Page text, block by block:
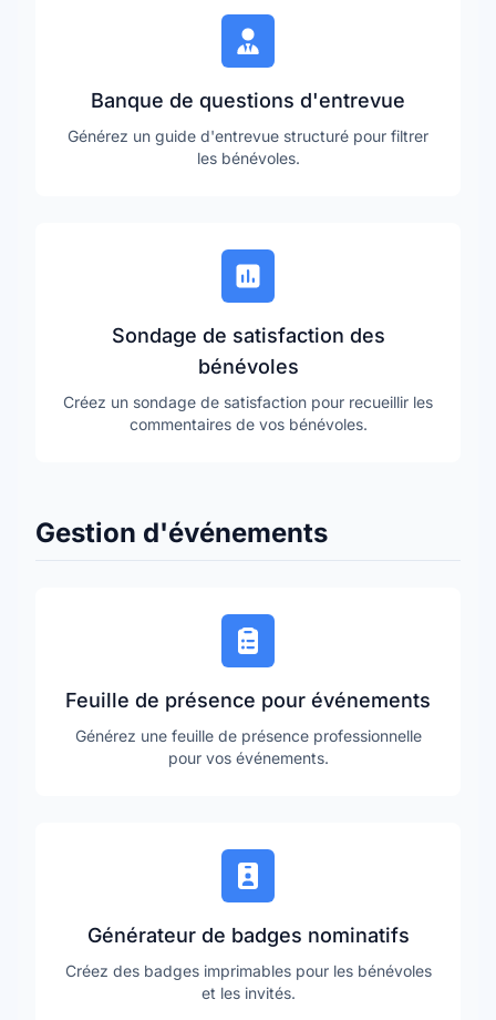
Banque de questions d'entrevue
Générez un guide d'entrevue structuré pour filtrer
les bénévoles.
Sondage de satisfaction des
bénévoles
Créez un sondage de satisfaction pour recueillir les
commentaires de vos bénévoles.
Gestion d'événements
Feuille de présence pour événements
Générez une feuille de présence professionnelle
pour vos événements.
Générateur de badges nominatifs
Créez des badges imprimables pour les bénévoles
et les invités.